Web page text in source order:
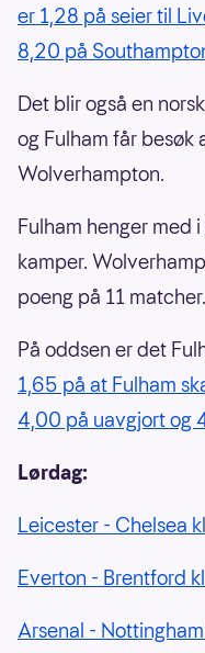
er 1,28 på seier til
8,20 på
Det blir også en
og Fulham får besøk
Wolverhampton.
Fulham henger med
kamper.
poeng på 11 matcher.
På oddsen er det
1,65 på at Fulham
4,00 på uavgjort og
Lørdag:
Leicester - Chelsea
Everton - Brentford
Arsenal -